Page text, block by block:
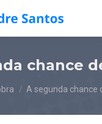
chance
aqui:A segunda chance